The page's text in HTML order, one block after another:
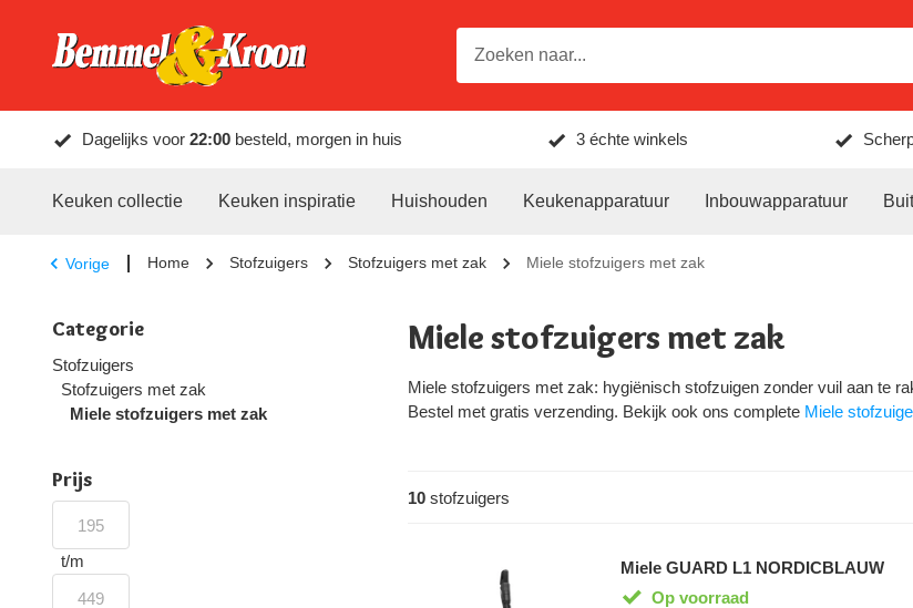
Dagelijks voor 22:00 besteld, morgen in huis 3 échte winkels
Keuken collectie Keuken inspiratie Huishouden Keukenapparatuur Inbouwapparatuur
Vorige Home Stofzuigers Stofzuigers met zak Miele stofzuigers met zak
Miele stofzuigers met zak
Miele stofzuigers met zak: hygiënisch stofzuigen zonder vuil aan te
Bestel met gratis verzending. Bekijk ook ons complete Miele
10stofzuigers
Miele GUARD L1 NORDICBLAUW
Op voorraad
Categorie
Stofzuigers
Stofzuigers met zak
Miele stofzuigers met zak
Prijs
t/m